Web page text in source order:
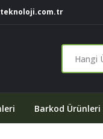
Barkod Ürünleri